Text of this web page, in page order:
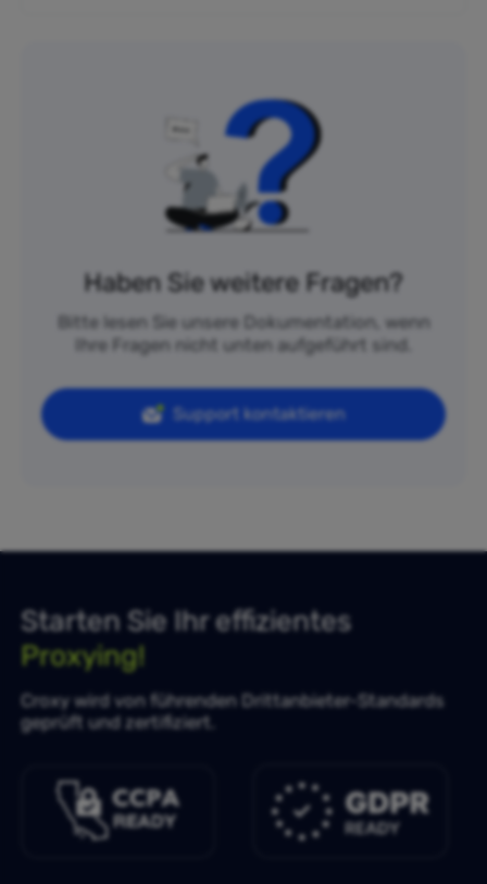
Haben Sie weitere Fragen?
Bitte lesen Sie unsere Dokumentation, wenn
Ihre Fragen nicht unten aufgeführt sind.
Support kontaktieren
Starten Sie Ihr effizientes
Proxying!
Croxy wird von führenden Drittanbieter-Standards
geprüft und zertifiziert.